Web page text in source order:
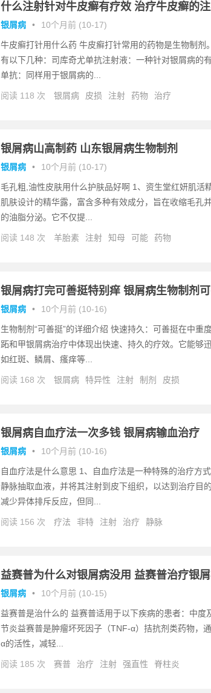
什么注射针对牛皮癣有疗效 治疗牛皮癣的
银屑病 • 10个月前 (10-17)
牛皮癣打针用什么药 牛皮癣打针常用的药物是生物制剂
有以下几种：司库奇尤单抗注射液：一种针对银屑病的
单抗：同样用于银屑病的...
阅读 118 次 银屑病 皮损 注射 药物 治疗
银屑病山高制药 山东银屑病生物制剂
银屑病 • 10个月前 (10-17)
毛孔粗,油性皮肤用什么护肤品好啊 1、资生堂红妍肌活
肌肤设计的精华露，富含多种有效成分，旨在收缩毛孔
的油脂分泌。它不仅提...
阅读 148 次 羊胎素 注射 知母 可能 药物
银屑病打完可善挺特别痒 银屑病生物制剂
银屑病 • 10个月前 (10-16)
生物制剂“可善挺”的详细介绍 快速持久：可善挺在中重
跖和甲银屑病治疗中体现出快速、持久的疗效。它能够
如红斑、鳞屑、瘙痒等...
阅读 168 次 银屑病 特异性 注射 制剂 皮损
银屑病自血疗法一次多钱 银屑病输血治疗
银屑病 • 10个月前 (10-16)
自血疗法是什么意思 1、自血疗法是一种特殊的治疗方
静脉抽取血液，并将其注射到皮下组织，以达到治疗目
减少异体排斥反应，但同...
阅读 156 次 疗法 非特 注射 治疗 静脉
益赛普为什么对银屑病没用 益赛普治疗银
银屑病 • 10个月前 (10-15)
益赛普是治什么的 益赛普适用于以下疾病的患者：中度
节炎益赛普是肿瘤坏死因子（TNF-α）拮抗剂类药物，
α的活性，减轻...
阅读 185 次 赛普 治疗 注射 强直性 脊柱炎